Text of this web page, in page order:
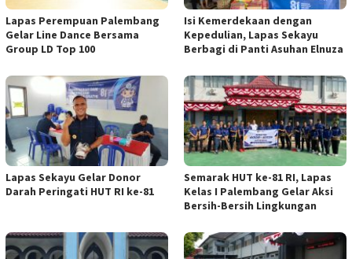
Lapas Perempuan Palembang
Gelar Line Dance Bersama
Group LD Top 100
Isi Kemerdekaan dengan
Kepedulian, Lapas Sekayu
Berbagi di Panti Asuhan Elnuza
Lapas Sekayu Gelar Donor
Darah Peringati HUT RI ke-81
Semarak HUT ke-81 RI, Lapas
Kelas I Palembang Gelar Aksi
Bersih-Bersih Lingkungan